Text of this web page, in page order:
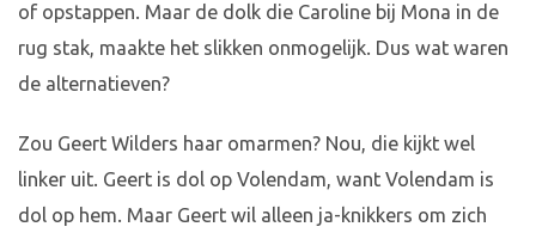
of opstappen. Maar de dolk die Caroline bij Mona in de
rug stak, maakte het slikken onmogelijk. Dus wat waren
de alternatieven?
Zou Geert Wilders haar omarmen? Nou, die kijkt wel
linker uit. Geert is dol op Volendam, want Volendam is
dol op hem. Maar Geert wil alleen ja-knikkers om zich